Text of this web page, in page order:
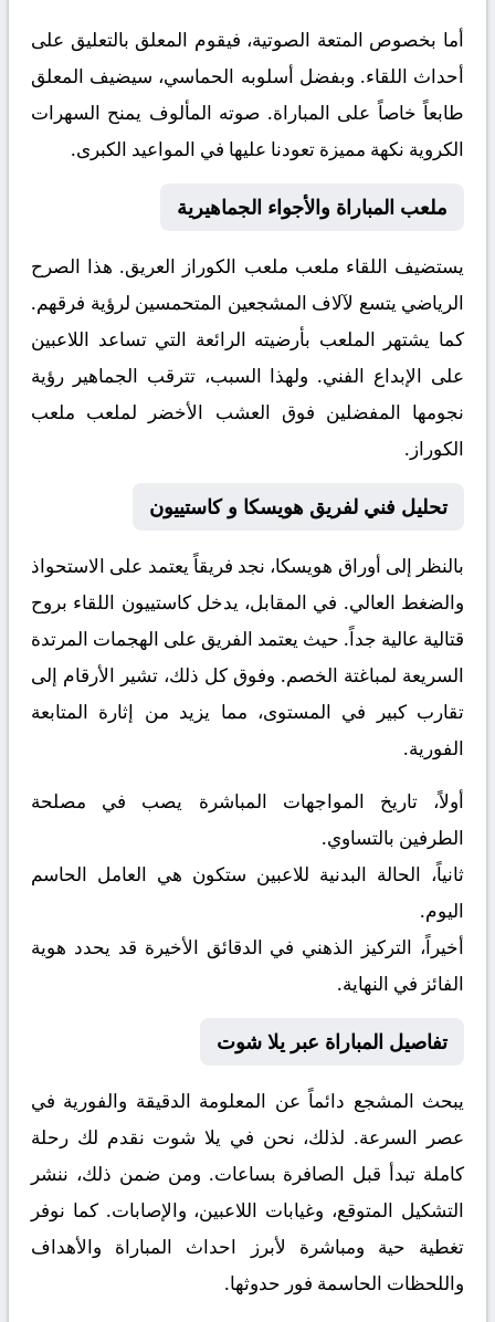
أما بخصوص المتعة الصوتية، فيقوم المعلق بالتعليق على
أحداث اللقاء. وبفضل أسلوبه الحماسي، سيضيف المعلق
طابعاً خاصاً على المباراة. صوته المألوف يمنح السهرات
الكروية نكهة مميزة تعودنا عليها في المواعيد الكبرى.
ملعب المباراة والأجواء الجماهيرية
يستضيف اللقاء ملعب ملعب الكوراز العريق. هذا الصرح
الرياضي يتسع لآلاف المشجعين المتحمسين لرؤية فرقهم.
كما يشتهر الملعب بأرضيته الرائعة التي تساعد اللاعبين
على الإبداع الفني. ولهذا السبب، تترقب الجماهير رؤية
نجومها المفضلين فوق العشب الأخضر لملعب ملعب
الكوراز.
تحليل فني لفريق هويسكا و كاستييون
بالنظر إلى أوراق هويسكا، نجد فريقاً يعتمد على الاستحواذ
والضغط العالي. في المقابل، يدخلكاستييون اللقاء بروح
قتالية عالية جداً. حيث يعتمد الفريق على الهجمات المرتدة
السريعة لمباغتة الخصم. وفوق كل ذلك، تشير الأرقام إلى
تقارب كبير في المستوى، مما يزيد من إثارة المتابعة
الفورية.
أولاً، تاريخ المواجهات المباشرة يصب في مصلحة
الطرفين بالتساوي.
ثانياً، الحالة البدنية للاعبين ستكون هي العامل الحاسم
اليوم.
أخيراً، التركيز الذهني في الدقائق الأخيرة قد يحدد هوية
الفائز في النهاية.
تفاصيل المباراة عبر يلا شوت
يبحث المشجع دائماً عن المعلومة الدقيقة والفورية في
عصر السرعة. لذلك، نحن في يلا شوت نقدم لك رحلة
كاملة تبدأ قبل الصافرة بساعات. ومن ضمن ذلك، ننشر
التشكيل المتوقع، وغيابات اللاعبين، والإصابات. كما نوفر
تغطية حية ومباشرة لأبرز احداث المباراة والأهداف
واللحظات الحاسمة فور حدوثها.